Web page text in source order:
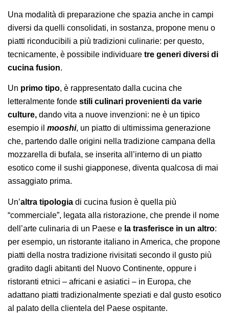
Una modalità di preparazione che spazia anche in campi
diversi da quelli consolidati, in sostanza, propone menu o
piatti riconducibili a più tradizioni culinarie: per questo,
tecnicamente, è possibile individuare tre generi diversi di
cucina fusion.
Un primo tipo, è rappresentato dalla cucina che
letteralmente fonde stili culinari provenienti da varie
culture, dando vita a nuove invenzioni: ne è un tipico
esempio il mooshi, un piatto di ultimissima generazione
che, partendo dalle origini nella tradizione campana della
mozzarella di bufala, se inserita all’interno di un piatto
esotico come il sushi giapponese, diventa qualcosa di mai
assaggiato prima.
Un’altra tipologia di cucina fusion è quella più
“commerciale”, legata alla ristorazione, che prende il nome
dell’arte culinaria di un Paese e la trasferisce in un altro:
per esempio, un ristorante italiano in America, che propone
piatti della nostra tradizione rivisitati secondo il gusto più
gradito dagli abitanti del Nuovo Continente, oppure i
ristoranti etnici – africani e asiatici – in Europa, che
adattano piatti tradizionalmente speziati e dal gusto esotico
al palato della clientela del Paese ospitante.